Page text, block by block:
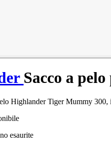
Sacco a
Highlander Tiger Mummy
esaurite